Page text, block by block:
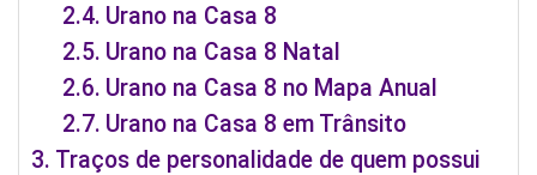
Urano na Casa 8
Urano na Casa 8 Natal
Urano na Casa 8 no Mapa Anual
Urano na Casa 8 em Trânsito
Traços de personalidade de quem possui